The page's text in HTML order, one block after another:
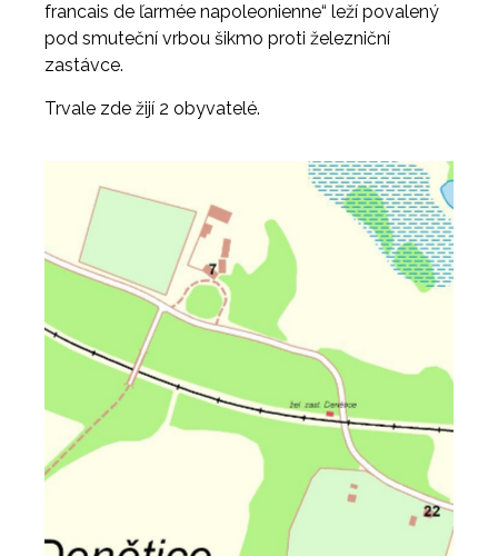
francais de ľarmée napoleonienne“ leží povalený
pod smuteční vrbou šikmo proti železniční
zastávce.
Trvale zde žijí 2 obyvatelé.